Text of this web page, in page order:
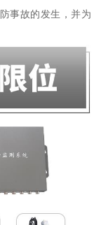
事故的发生，并为